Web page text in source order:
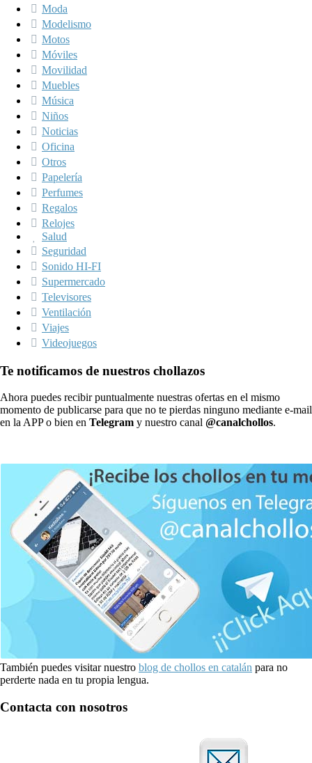
Moda
Modelismo
Motos
Móviles
Movilidad
Muebles
Música
Niños
Noticias
Oficina
Otros
Papelería
Perfumes
Regalos
Relojes
Salud
Seguridad
Sonido HI-FI
Supermercado
Televisores
Ventilación
Viajes
Videojuegos
Te notificamos de nuestros chollazos
Ahora puedes recibir puntualmente nuestras ofertas en el mismo
momento de publicarse para que no te pierdas ninguno mediante e-mail
en la APP o bien en Telegram y nuestro canal @canalchollos.
También puedes visitar nuestro blog de chollos en catalán para no
perderte nada en tu propia lengua.
Contacta con nosotros